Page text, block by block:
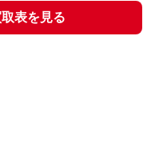
表を見る